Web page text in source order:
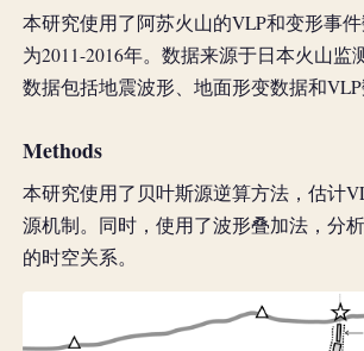
本研究使用了阿苏火山的VLP和变形事
为2011-2016年。数据来源于日本火山监
数据包括地震波形、地面形变数据和VLP
Methods
本研究使用了贝叶斯源逆算方法，估计
源机制。同时，使用了波形叠加法，分
的时空关系。